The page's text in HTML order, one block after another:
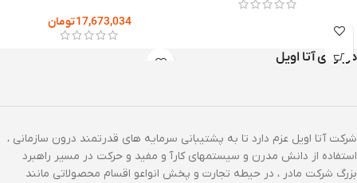
17,673,034تومان
درباره ی آتا اویل
شرکت آتا اویل عزم دارد تا به پشتیبانی سرمایه های قدرتمند درون سازمانی ،
استفاده از دانش مدرن و سیستمهای کارآ و مفید و حرکت در مسیر راهبرد
بزرگ شرکت مادر ، در حیطه تجارت و پخش انواعو اقسام محصولاتی مانند